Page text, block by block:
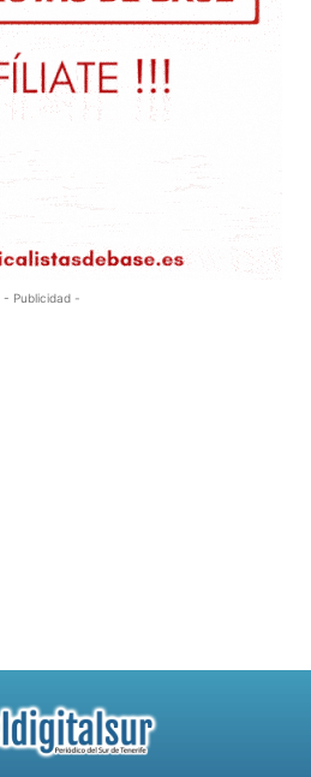
- Publicidad -